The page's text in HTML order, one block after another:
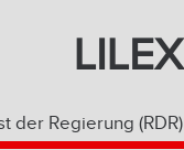
LILEX
der Regierung (RDR)